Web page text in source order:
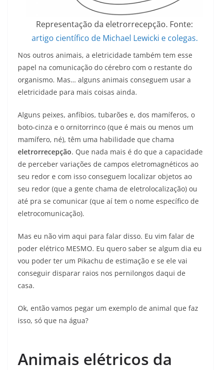
Representação da eletrorrecepção. Fonte:
artigo científico de Michael Lewicki e colegas.
Nos outros animais, a eletricidade também tem esse
papel na comunicação do cérebro com o restante do
organismo. Mas… alguns animais conseguem usar a
eletricidade para mais coisas ainda.
Alguns peixes, anfíbios, tubarões e, dos mamíferos, o
boto-cinza e o ornitorrinco (que é mais ou menos um
mamífero, né), têm uma habilidade que chama
eletrorrecepção. Que nada mais é do que a capacidade
de perceber variações de campos eletromagnéticos ao
seu redor e com isso conseguem localizar objetos ao
seu redor (que a gente chama de eletrolocalização) ou
até pra se comunicar (que aí tem o nome específico de
eletrocomunicação).
Mas eu não vim aqui para falar disso. Eu vim falar de
poder elétrico MESMO. Eu quero saber se algum dia eu
vou poder ter um Pikachu de estimação e se ele vai
conseguir disparar raios nos pernilongos daqui de
casa.
Ok, então vamos pegar um exemplo de animal que faz
isso, só que na água?
Animais elétricos da